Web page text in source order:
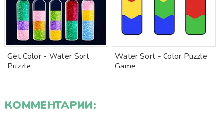
Get Color - Water Sort
Puzzle
Water Sort - Color Puzzle
Game
КОММЕНТАРИИ: